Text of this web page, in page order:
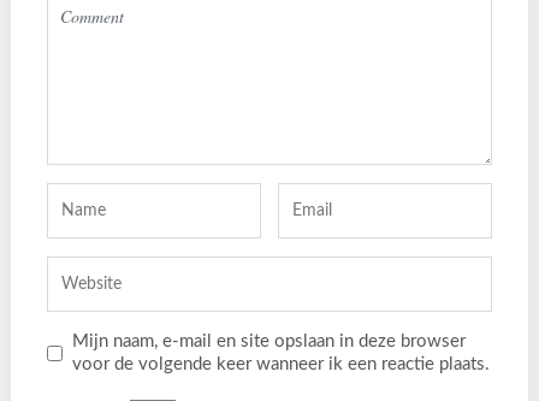
Mijn naam, e-mail en site opslaan in deze browser
voor de volgende keer wanneer ik een reactie plaats.